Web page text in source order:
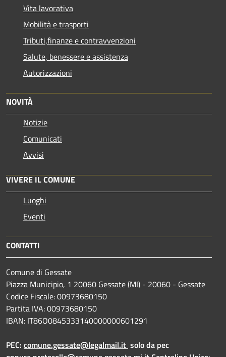
Vita lavorativa
Mobilità e trasporti
Tributi,finanze e contravvenzioni
Salute, benessere e assistenza
Autorizzazioni
NOVITÀ
Notizie
Comunicati
Avvisi
VIVERE IL COMUNE
Luoghi
Eventi
CONTATTI
Comune di Gessate
Piazza Municipio, 1 20060 Gessate (MI) - 20060 - Gessate
Codice Fiscale: 00973680150
Partita IVA: 00973680150
IBAN: IT86O0845333140000000601291
PEC: comune.gessate@legalmail.it solo da pec